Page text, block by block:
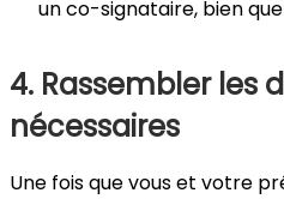
un co-signataire, bien
4. Rassembler les
nécessaires
Une fois que vous et votre